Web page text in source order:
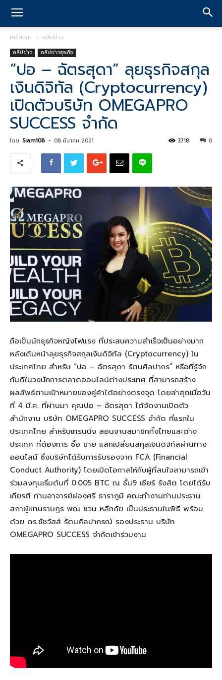
หน้าแรก คลิปข่าว
คลิปข่าว คลิปข่าวธุระกิจ
“ปอ – ฉัตรสุดา” ลุยธุรกิจสกุล
เงินดิจิทัล (Cryptocurrency)
เปิดตัวบริษัท OMEGAPRO
SUCCESS จำกัด
โดย Siam108 - 08 มีนาคม 2021 0
3718
ถือเป็นนักธุรกิจหญิงไฟแรง ที่ประสบความสำเร็จเป็นอย่างมาก
หลังเดินหน้าลุยธุรกิจสกุลเงินดิจิทัล (Cryptocurrency) ใน
ประเทศไทย สำหรับ “ปอ – ฉัตรสุดา รัตนศิลปากร” หรือที่รู้จัก
กันดีในวงนักการตลาดออนไลน์ต่างประเทศ ที่สามารถสร้าง
ผลลัพธ์ตามเป้าหมายของคู่ค้าได้อย่างตรงจุด โดยล่าสุดเมื่อวัน
ที่ 4 มี.ค. ที่ผ่านมา คุณปอ – ฉัตรสุดา ได้จัดงานเปิดตัว
สำนักงาน บริษัท OMEGAPRO SUCCESS จำกัด ที่แรกใน
ประเทศไทย สำหรับเทรนนิ่ง สอนงานสมาชิกทั้งไทยและต่าง
ประเทศ ที่ต้องการ ซื้อ ขาย แลกเปลี่ยนสกุลเงินดิจิทัลผ่านทาง
ออนไลน์ ซึ่งบริษัทได้รับการรับรองจาก FCA (Financial
Conduct Authority) โดยเปิดโอกาสให้กับผู้ที่สนใจสามารถเข้า
ร่วมลงทุนเริ่มต้นที่ 0.005 BTC ณ ชั้น9 เซียร์ รังสิต โดยได้รับ
เกียรติ ท่านอาจารย์ผ่องศรี ธาราภูมิ คณะทำงานท่านประธาน
สภาผู้แทนราษฎร พณ ชวน หลีกภัย เป็นประธานในพิธี พร้อม
ด้วย ดร.ชัชวัสส์ รัตนศิลปากรณ์ รองประธาน บริษัท
OMEGAPRO SUCCESS จำกัดเข้าร่วมงาน